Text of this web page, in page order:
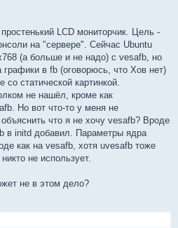
LCD мониторчик. Цель -
на "сервере". Сейчас Ubuntu
(а больше и не надо) с vesafb, но
в fb (оговорюсь, что Хов нет)
статической картинкой.
не нашёл, кроме как
Но вот что-то у меня не
что я не хочу vesafb? Вроде
в initd добавил. Параметры ядра
как на vesafb, хотя uvesafb тоже
не использует.
не в этом дело?